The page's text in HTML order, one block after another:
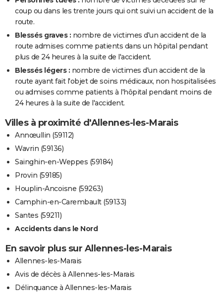
coup ou dans les trente jours qui ont suivi un accident de la
route.
Blessés graves : nombre de victimes d'un accident de la
route admises comme patients dans un hôpital pendant
plus de 24 heures à la suite de l'accident.
Blessés légers : nombre de victimes d'un accident de la
route ayant fait l'objet de soins médicaux, non hospitalisées
ou admises comme patients à l'hôpital pendant moins de
24 heures à la suite de l'accident.
Villes à proximité d'Allennes-les-Marais
Annœullin (59112)
Wavrin (59136)
Sainghin-en-Weppes (59184)
Provin (59185)
Houplin-Ancoisne (59263)
Camphin-en-Carembault (59133)
Santes (59211)
Accidents dans le Nord
En savoir plus sur Allennes-les-Marais
Allennes-les-Marais
Avis de décès à Allennes-les-Marais
Délinquance à Allennes-les-Marais